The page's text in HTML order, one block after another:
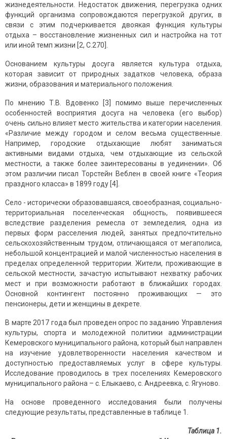
жизнедеятельности. Недостаток движения, перегрузка одних
функций организма сопровождаются перегрузкой других, в
связи с этим подчеркивается двоякая функция культуры
отдыха – восстановление жизненных сил и настройка на тот
или иной темп жизни [2, С.270].
Основанием культуры досуга является культура отдыха,
которая зависит от природных задатков человека, образа
жизни, образования и материального положения.
По мнению Т.В. Вдовенко [3] помимо выше перечисленных
особенностей восприятия досуга на человека (его выбор)
очень сильно влияет место жительства и категории населения.
«Различие между городом и селом весьма существенные.
Например, городские отдыхающие любят заниматься
активными видами отдыха, чем отдыхающие из сельской
местности, а также более заинтересованы в уединении». Об
этом различии писал Торстейн Веблен в своей книге «Теория
праздного класса» в 1899 году [4].
Село - исторически образовавшаяся, своеобразная, социально-
территориальная поселенческая общность, появившееся
вследствие разделения ремесла от земледелия, одна из
первых форм расселения людей, занятых предпочтительно
сельскохозяйственным трудом, отличающаяся от мегаполиса,
небольшой концентрацией и малой численностью населения в
пределах определенной территории. Жители, проживающие в
сельской местности, зачастую испытывают нехватку рабочих
мест и при возможности работают в ближайших городах.
Основной контингент постоянно проживающих — это
пенсионеры, дети и женщины в декрете.
В марте 2017 года был проведен опрос по заданию Управления
культуры, спорта и молодежной политики администрации
Кемеровского муниципального района, который был направлен
на изучение удовлетворенности населения качеством и
доступностью предоставляемых услуг в сфере культуры.
Исследование проводилось в трех поселениях Кемеровского
муниципального района – с. Елыкаево, с. Андреевка, с. Ягуново.
На основе проведенного исследования были получены
следующие результаты, представленные в таблице 1.
Таблица 1.